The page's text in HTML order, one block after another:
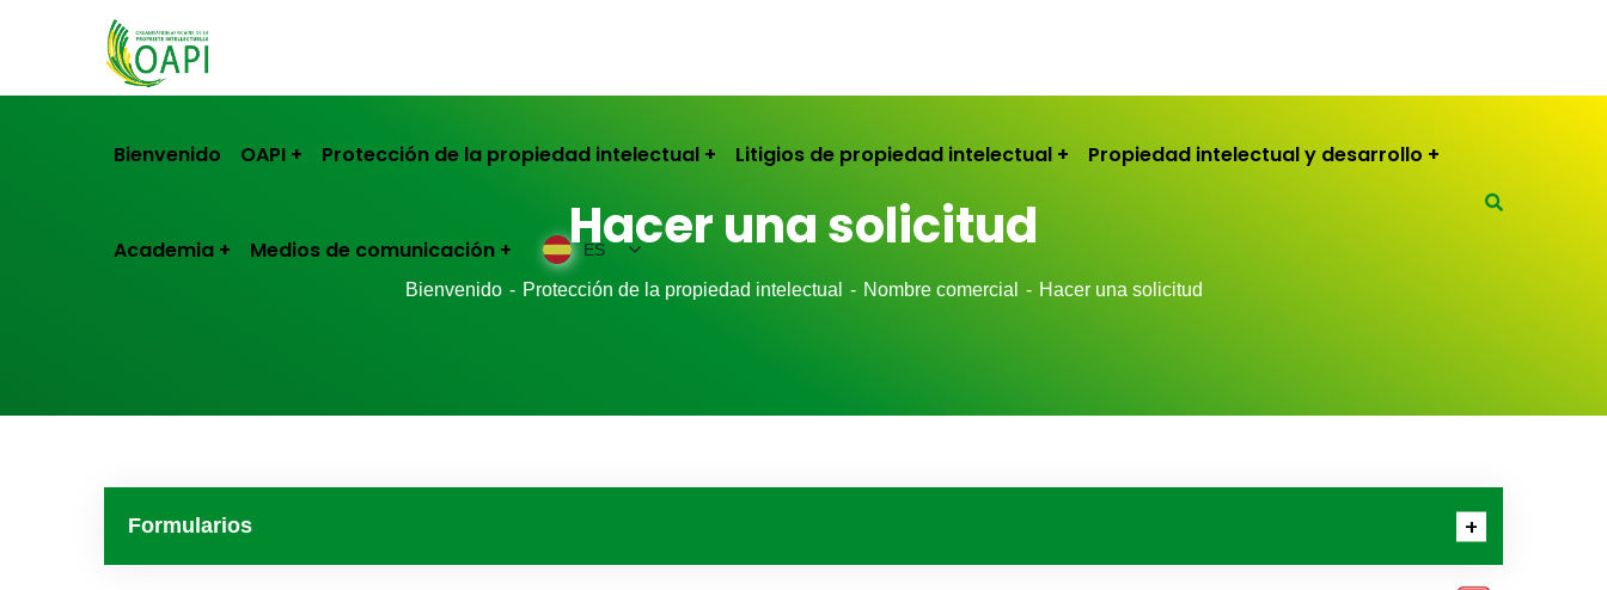
Bienvenido OAPI Protección de la propiedad intelectual Litigios de propiedad intelectual Propiedad intelectual y desarrollo
Academia Medios de comunicación ES
Hacer una solicitud
Bienvenido Protección de la propiedad intelectual Nombre comercial Hacer una solicitud
Formularios